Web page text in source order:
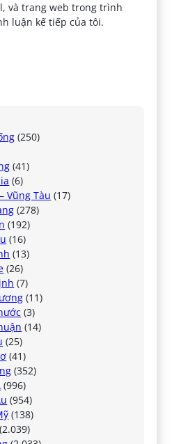
và trang web trong trình
luận kế tiếp của tôi.
(250)
(41)
(6)
Vũng Tàu (17)
(278)
(192)
(16)
(13)
(26)
(7)
(11)
(3)
(14)
(25)
(41)
(352)
(996)
(954)
(138)
(2.039)